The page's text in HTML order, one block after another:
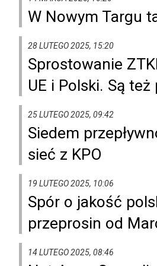
W Nowym Targu
28 LUTEGO 2025, 15:20
Sprostowanie
UE i Polski. Są
25 LUTEGO 2025, 09:42
Siedem
sieć z KPO
19 LUTEGO 2025, 10:06
Spór o jakość
przeprosin od
14 LUTEGO 2025, 08:46